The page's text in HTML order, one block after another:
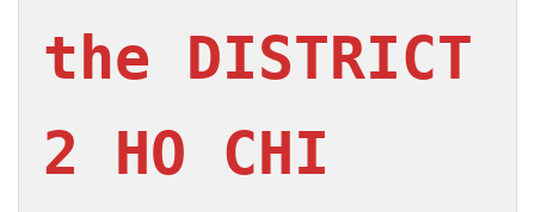
the DISTRICT
2 HO CHI